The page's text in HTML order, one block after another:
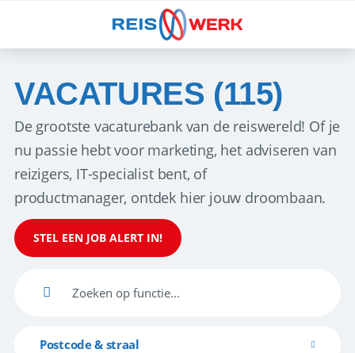
VACATURES (115)
De grootste vacaturebank van de reiswereld! Of je
nu passie hebt voor marketing, het adviseren van
reizigers, IT-specialist bent, of
productmanager, ontdek hier jouw droombaan.
STEL EEN JOB ALERT IN!
Postcode & straal